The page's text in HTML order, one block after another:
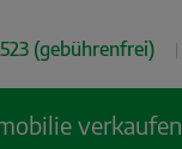
(gebührenfrei) |
verkaufen